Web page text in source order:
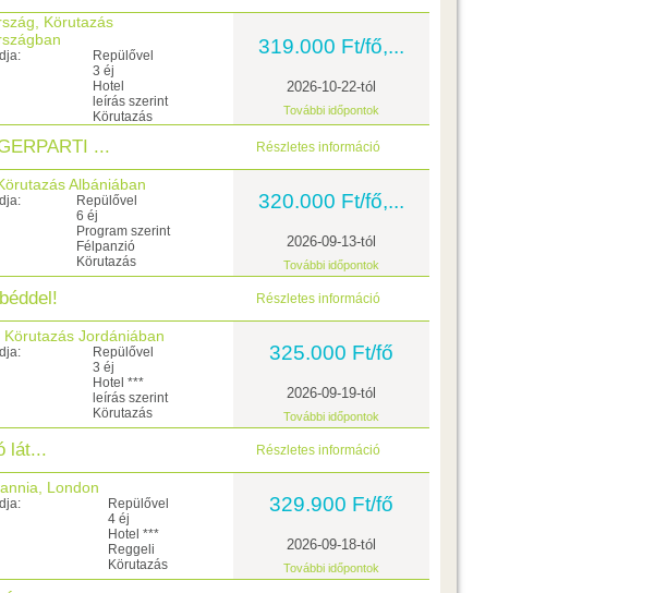
Körutazás
Repülővel
3 éj
Hotel
leírás szerint
Körutazás
319.000 Ft/fő,...
2026-10-22-tól
További időpontok
... Részletes információ
Albániában
Repülővel
6 éj
Program szerint
Félpanzió
Körutazás
320.000 Ft/fő,...
2026-09-13-tól
További időpontok
Részletes információ
Jordániában
Repülővel
3 éj
Hotel ***
leírás szerint
Körutazás
325.000 Ft/fő
2026-09-19-tól
További időpontok
lát... Részletes információ
London
Repülővel
4 éj
Hotel ***
Reggeli
Körutazás
329.900 Ft/fő
2026-09-18-tól
További időpontok